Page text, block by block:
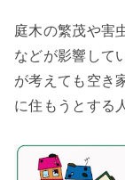
庭木の繁茂や害
などが影響して
が考えても空き
に住もうとする